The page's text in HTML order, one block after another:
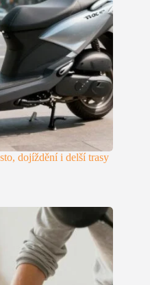
dojíždění i delší trasy